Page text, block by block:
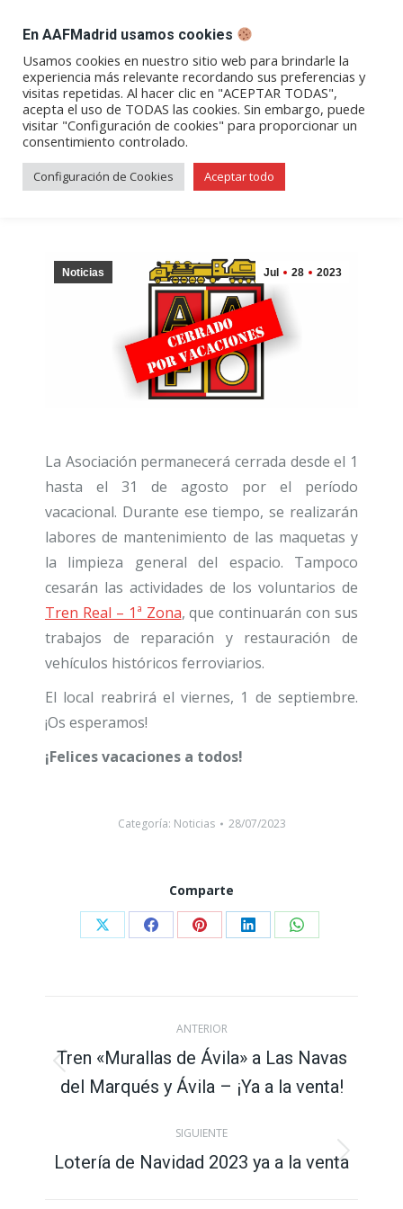
Abrir
enlace
en
una
ventana/pestaña
Abrir
enlace
en
una
ventana/pestaña
Abrir
enlace
en
una
ventana/pestaña
Abrir
enlace
en
una
Abrir
enlace
en
una
Cierre del local social por
vacaciones
Jul 28 2023
Noticias
La Asociación permanecerá cerrada desde el 1
hasta el 31 de agosto por el período
vacacional. Durante ese tiempo, se realizarán
labores de mantenimiento de las maquetas y
la limpieza general del espacio. Tampoco
cesarán las actividades de los voluntarios de
Tren Real – 1ª Zona, que continuarán con sus
trabajos de reparación y restauración de
vehículos históricos ferroviarios.
El local reabrirá el viernes, 1 de septiembre.
¡Os esperamos!
¡Felices vacaciones a todos!
Categoría: Noticias 28/07/2023
Comparte
CompartirCompartirCompartirCompartirCompartir
Navegación
entre
publicaciones
ANTERIOR
anterior:
Tren «Murallas de Ávila» a Las Navas
del Marqués y Ávila – ¡Ya a la venta!
SIGUIENTE
Publicación
Lotería de Navidad 2023 ya a la venta
En AAFMadrid usamos cookies
Usamos cookies en nuestro sitio web para brindarle la
experiencia más relevante recordando sus preferencias y
visitas repetidas. Al hacer clic en "ACEPTAR TODAS",
acepta el uso de TODAS las cookies. Sin embargo, puede
visitar "Configuración de cookies" para proporcionar un
consentimiento controlado.
Configuración de Cookies Aceptar todo